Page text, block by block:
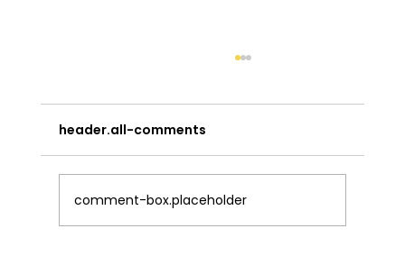
header.all-comments
comment-box.placeholder